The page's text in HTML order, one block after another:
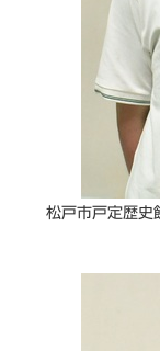
松戸市戸定歴